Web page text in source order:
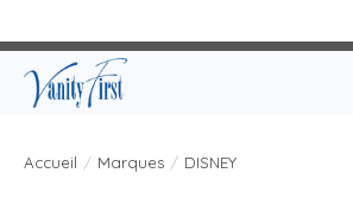
Accueil / Marques / DISNEY